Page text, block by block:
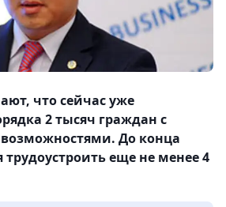
что сейчас уже
2 тысяч граждан с
До конца
трудоустроить еще не менее 4